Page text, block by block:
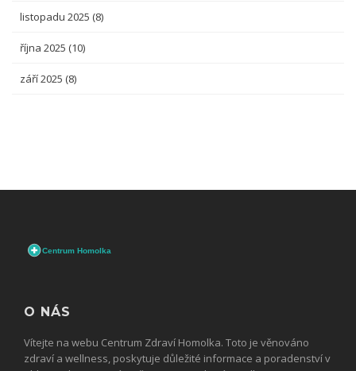
listopadu 2025 (8)
října 2025 (10)
září 2025 (8)
O NÁS
Vítejte na webu Centrum Zdraví Homolka. Toto je věnováno
zdraví a wellness, poskytuje důležité informace a poradenství v